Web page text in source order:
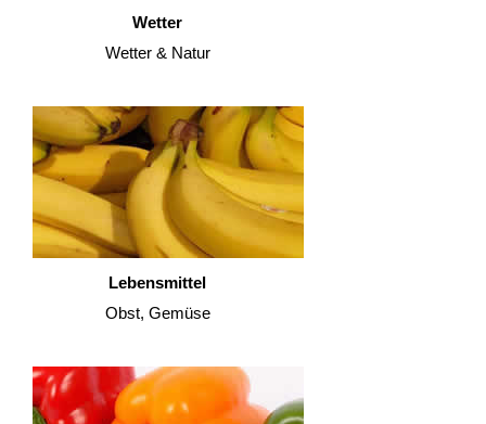
Wetter
Wetter & Natur
Lebensmittel
Obst, Gemüse